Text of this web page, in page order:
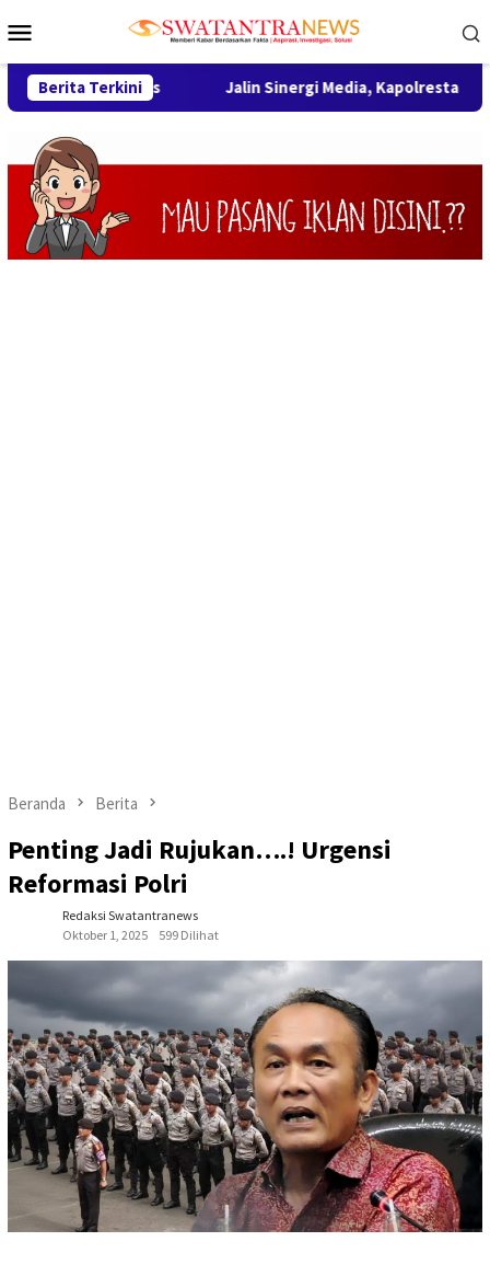
ke
Mobile
Berita TerkiniJalin Sinergi Media, Kapolresta Karawang
Beranda Berita
Penting Jadi Rujukan….! Urgensi
Reformasi Polri
Redaksi Swatantranews
Oktober 1, 2025
599 Dilihat